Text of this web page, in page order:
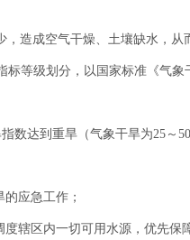
成空气干燥、土壤缺水，从
标等级划分，以国家标准《气
达到重旱（气象干旱为25～
应急工作；
区内一切可用水源，优先保